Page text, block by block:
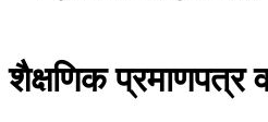
शैक्षणिक प्रमाणपत्र